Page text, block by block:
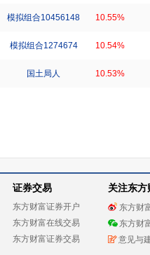
模拟组合10456148 10.55%
模拟组合1274674 10.54%
国土局人 10.53%